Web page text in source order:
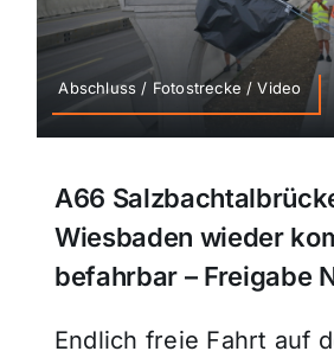
Abschluss / Fotostrecke / Video
A66
Wiesbaden wieder
befahrbar – Freigabe
Endlich freie Fahrt auf